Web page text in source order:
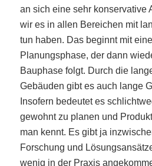
an sich eine sehr konservative
wir es in allen Bereichen mit
tun haben. Das beginnt mit
Planungsphase, der dann
Bauphase folgt. Durch die
Gebäuden gibt es auch lange
Insofern bedeutet es
gewohnt zu planen und
man kennt. Es gibt ja
Forschung und
wenig in der Praxis